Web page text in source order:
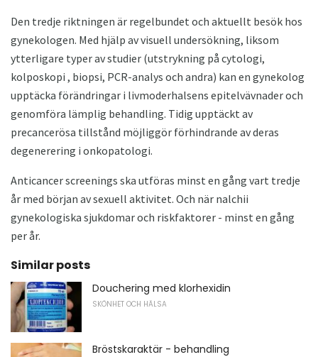
Den tredje riktningen är regelbundet och aktuellt besök hos
gynekologen. Med hjälp av visuell undersökning, liksom
ytterligare typer av studier (utstrykning på cytologi,
kolposkopi , biopsi, PCR-analys och andra) kan en gynekolog
upptäcka förändringar i livmoderhalsens epitelvävnader och
genomföra lämplig behandling. Tidig upptäckt av
precancerösa tillstånd möjliggör förhindrande av deras
degenerering i onkopatologi.
Anticancer screenings ska utföras minst en gång vart tredje
år med början av sexuell aktivitet. Och när nalchii
gynekologiska sjukdomar och riskfaktorer - minst en gång
per år.
Similar posts
Douchering med klorhexidin
SKÖNHET OCH HÄLSA
Bröstskaraktär - behandling